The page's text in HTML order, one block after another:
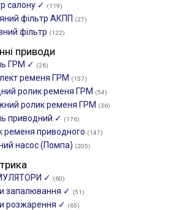
салону ✓ (119)
фільтр АКПП (27)
фільтр (122)
приводи
ГРМ ✓ (26)
ременя ГРМ (157)
ролик ременя ГРМ (54)
ролик ременя ГРМ (36)
приводний ✓ (176)
ременя приводного (147)
насос (Помпа) (205)
✓ (60)
запалювання ✓ (51)
розжарення ✓ (65)